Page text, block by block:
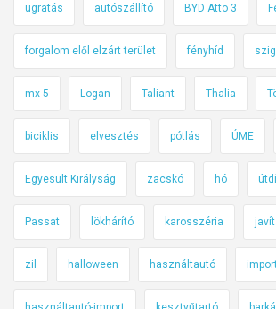
ugratás autószállító BYD Atto 3
forgalom elől elzárt terület fényhíd
mx-5 Logan Taliant Thalia
biciklis elvesztés pótlás ÚME
Egyesült Királyság zacskó hó
Passat lökhárító karosszéria
zil halloween használtautó